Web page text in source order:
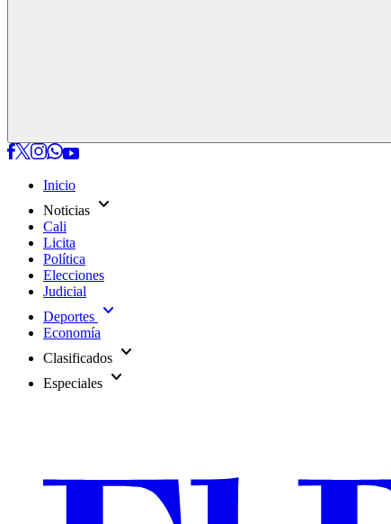
Inicio
Noticias expand_more
Cali
Licita
Política
Elecciones
Judicial
Deportes expand_more
Economía
Clasificados expand_more
Especiales expand_more